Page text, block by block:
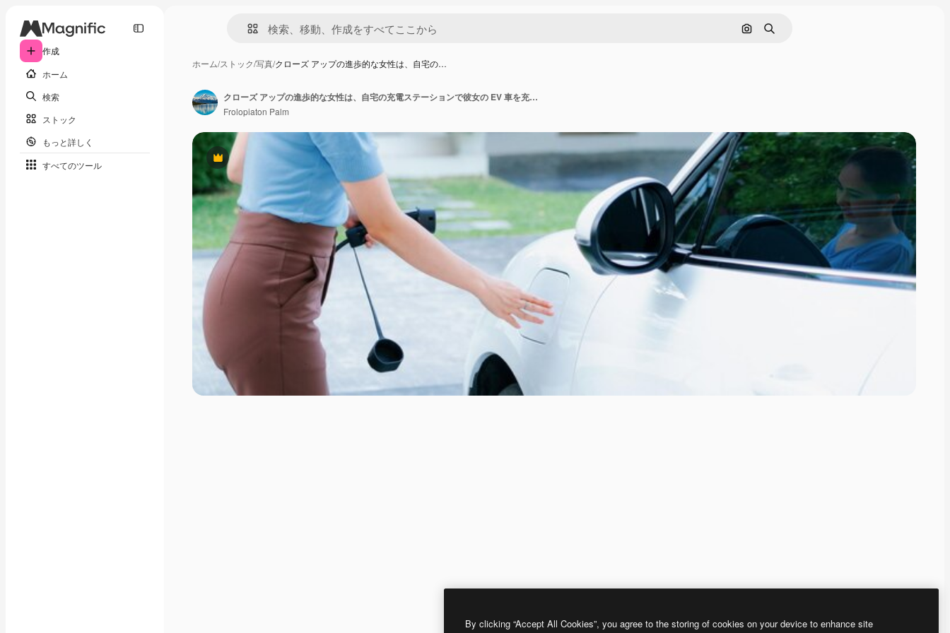
作成
ホーム
検索
ストック
もっと詳しく
すべてのツール
画像で検索
検索
ホーム/ストック/写真/クローズ アップの進歩的な女性は、自宅の…
Premium
クローズ アップの進歩的な女性は、自宅の充電ステーションで彼女の EV 車を充電します。
Frolopiaton Palm
By clicking “Accept All Cookies”, you agree to the storing of cookies on your device to enhance site